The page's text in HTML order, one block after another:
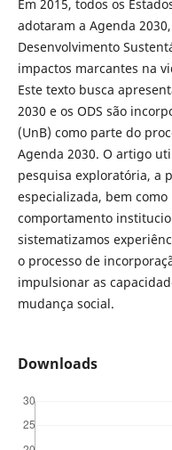
Em 2015, todos os
adotaram a Agenda
Desenvolvimento
impactos marcantes na
Este texto busca
2030 e os ODS são
(UnB) como parte do
Agenda 2030. O artigo
pesquisa exploratória, a
especializada, bem
comportamento
sistematizamos
o processo de
impulsionar as
mudança social.
Downloads